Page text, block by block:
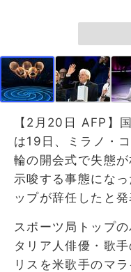
【2月20日 AFP】
は19日、ミラノ・
輪の開会式で失態
示唆する事態にな
ップが辞任したと発
スポーツ局トップ
タリア人俳優・歌
リスを米歌手のマ